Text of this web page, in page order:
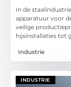
In de
apparatuur voor
veilige
hijsinstallaties tot
Industrie
INDUSTRIE